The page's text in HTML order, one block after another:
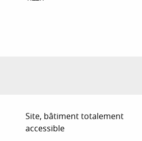
Site, bâtiment totalement
accessible